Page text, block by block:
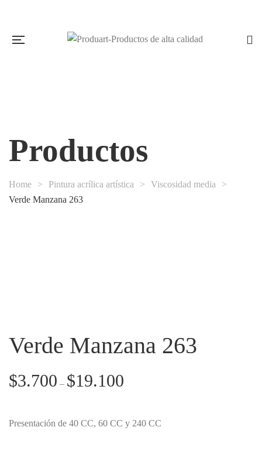
Productos
Home > Pintura acrílica artística > Viscosidad media
>
Verde Manzana 263
Verde Manzana 263
$3.700 – $19.100
Presentación de 40 CC, 60 CC y 240 CC